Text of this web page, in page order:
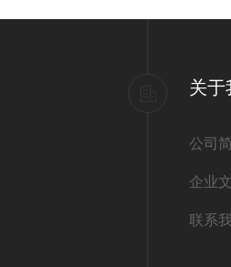
关于
公司
企业
联系